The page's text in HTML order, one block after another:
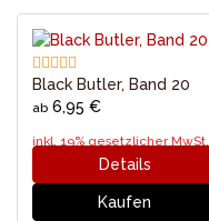
Black Butler, Band 20
ab 6,95 €
inkl. 19% gesetzlicher MwSt.
Details
Kaufen